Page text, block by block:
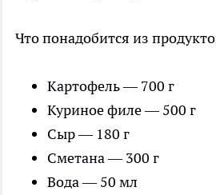
Что понадобится из
Картофель — 700 г
Куриное филе — 500 г
Сыр — 180 г
Сметана — 300 г
Вода — 50 мл